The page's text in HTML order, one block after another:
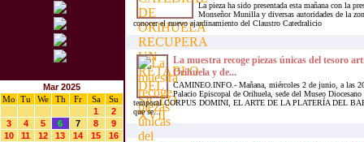
Mar 2025
Mo
Tu We Th Fr Sa
Su
1
2
3
4 5 6 7 8
9
10
11 12 13 14 15
16
La pieza ha sido presentada esta mañana con la
Monseñor Munilla y diversas autoridades de la
conocer el nuevo ajardinamiento del Claustro Catedralicio
La muestra recoge piezas únicas del tesoro
Orihuela y de...
CAMINEO.INFO.- Mañana, miércoles 2 de junio, a las
Palacio Episcopal de Orihuela, sede del Museo
temporal CORPUS DOMINI, EL ARTE DE LA PLATERÍA DEL
que se...